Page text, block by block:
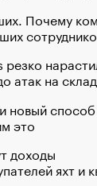
Почему
атак на
новый
это
доходы
яхт и